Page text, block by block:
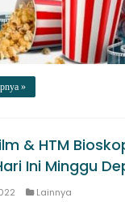
»
& HTM
Ini Minggu
Lainnya